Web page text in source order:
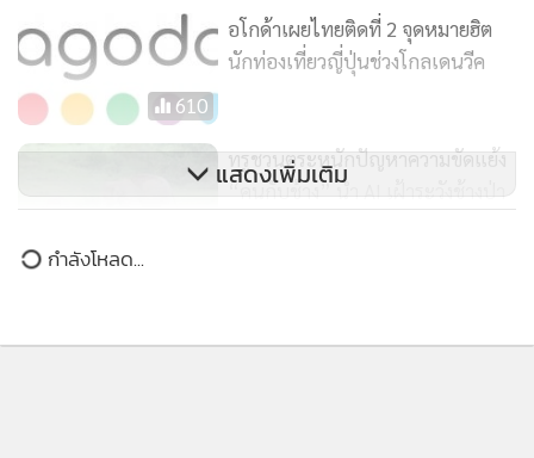
ปัญหาที่มีของอโกด้าร่วมกัน เพราะเชื่อมั่นว่า หากไม่รับฟังก็จะ
ไม่ได้แก้ไขจุดบกพร่อง โดยในตอนท้าย นายกรัฐมนตรีกล่าวว่า
ขอให้ช่วยกันทำงานสู้กับความท้าทาย ทำให้ปีหน้าเป็นปีแห่งการ
ท่องเที่ยวที่ใหญ่ที่สุดของไทย
นายเศรษฐา ยังกล่าวถึงการประชุมร่วมกับการบินไทย เมื่อวันที่ 5
คุยกับทางสายการบินเวียดเจ็ทด้วย และตอนนี้ทราบดีว่า ราคาค่า
610
อโกด้าเผยไทยติดที่ 2 จุดหมายฮิต
นักท่องเที่ยวญี่ปุ่นช่วงโกลเดนวีค
ทรูชวนตระหนักปัญหาความขัดแย้ง
“คนกับช้าง” นำ AI เฝ้าระวังช้างป่า
แสดงเพิ่มเติม
กำลังโหลด...